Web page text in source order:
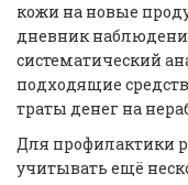
кожи на новые
дневник
систематический
подходящие
траты денег на
Для профилактики
учитывать ещё